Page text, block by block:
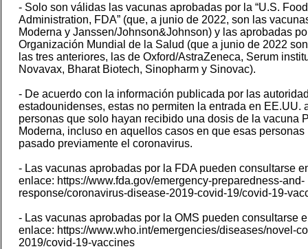
- Solo son válidas las vacunas aprobadas por la “U.S.
Administration, FDA” (que, a junio de 2022, son las
Moderna y Janssen/Johnson&Johnson) y las aprobadas
Organización Mundial de la Salud (que a junio de 2022
las tres anteriores, las de Oxford/AstraZeneca, Serum
Novavax, Bharat Biotech, Sinopharm y Sinovac).
- De acuerdo con la información publicada por las
estadounidenses, estas no permiten la entrada en EE.UU.
personas que solo hayan recibido una dosis de la vacuna
Moderna, incluso en aquellos casos en que esas personas
pasado previamente el coronavirus.
- Las vacunas aprobadas por la FDA pueden consultarse
enlace: https://www.fda.gov/emergency-preparedness-and-
response/coronavirus-disease-2019-covid-19/covid-19-
- Las vacunas aprobadas por la OMS pueden consultarse
enlace: https://www.who.int/emergencies/diseases/novel-
2019/covid-19-vaccines